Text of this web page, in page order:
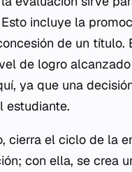
incluye la
de un
de logro
ya que una
estudiante.
cierra el ciclo de la
con ella, se crea